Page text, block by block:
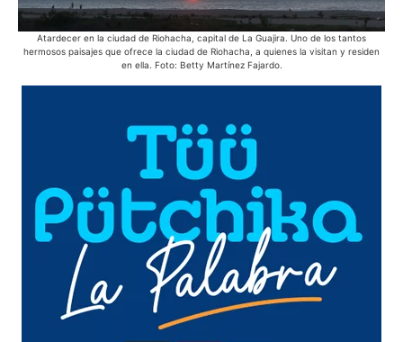
Atardecer en la ciudad de Riohacha, capital de La Guajira. Uno de los tantos
hermosos paisajes que ofrece la ciudad de Riohacha, a quienes la visitan y residen
en ella. Foto: Betty Martínez Fajardo.